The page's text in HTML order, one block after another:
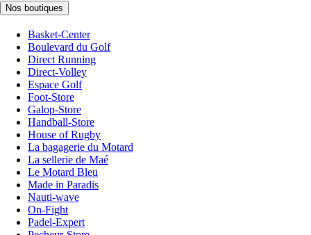
Nos boutiques
Basket-Center
Boulevard du Golf
Direct Running
Direct-Volley
Espace Golf
Foot-Store
Galop-Store
Handball-Store
House of Rugby
La bagagerie du Motard
La sellerie de Maé
Le Motard Bleu
Made in Paradis
Nauti-wave
On-Fight
Padel-Expert